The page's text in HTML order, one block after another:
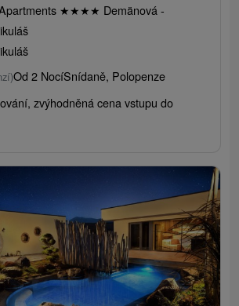
★★★★ Demänová -
Od 2 NocíSnídaně, Polopenze
zvýhodněná cena vstupu do